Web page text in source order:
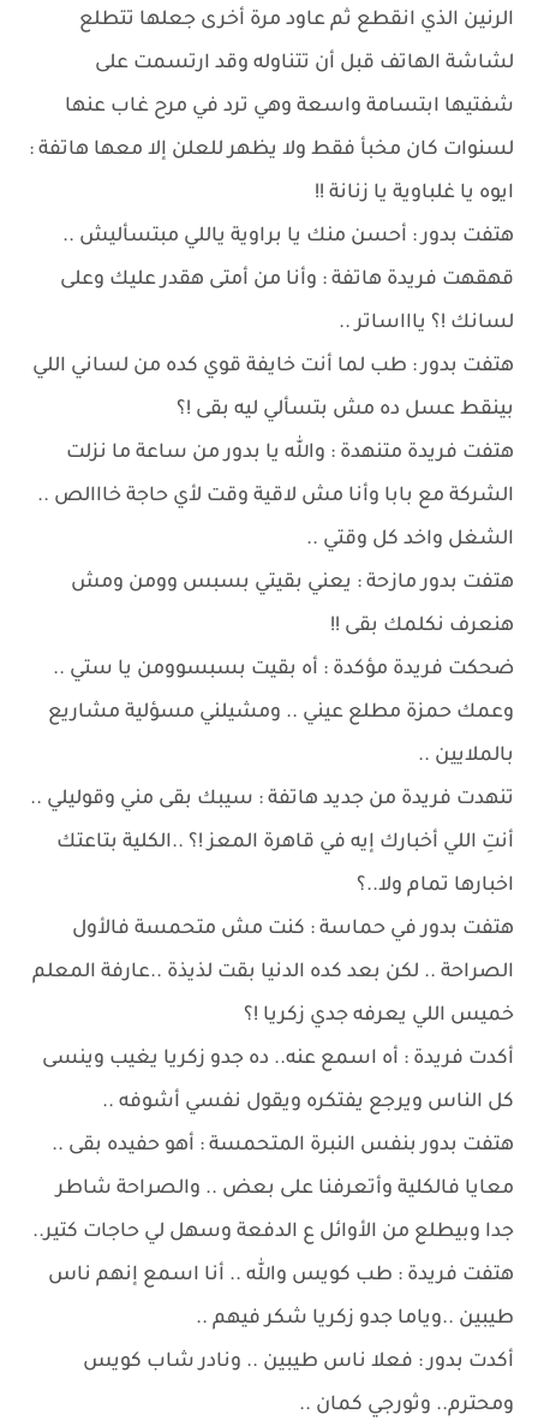
الرنين الذي انقطع ثم عاود مرة أخرى جعلها تتطلع
لشاشة الهاتف قبل أن تتناوله وقد ارتسمت على
شفتيها ابتسامة واسعة وهي ترد في مرح غاب عنها
لسنوات كان مخبأ فقط ولا يظهر للعلن إلا معها هاتفة :
ايوه يا غلباوية يا زنانة !!
هتفت بدور : أحسن منك يا براوية ياللي مبتسأليش ..
قهقهت فريدة هاتفة : وأنا من أمتى هقدر عليك وعلى
لسانك !؟ ياااساتر ..
هتفت بدور : طب لما أنت خايفة قوي كده من لساني اللي
بينقط عسل ده مش بتسألي ليه بقى !؟
هتفت فريدة متنهدة : والله يا بدور من ساعة ما نزلت
الشركة مع بابا وأنا مش لاقية وقت لأي حاجة خااالص ..
الشغل واخد كل وقتي ..
هتفت بدور مازحة : يعني بقيتي بسبس وومن ومش
هنعرف نكلمك بقى !!
ضحكت فريدة مؤكدة : أه بقيت بسبسوومن يا ستي ..
وعمك حمزة مطلع عيني .. ومشيلني مسؤلية مشاريع
بالملايين ..
تنهدت فريدة من جديد هاتفة : سيبك بقى مني وقوليلي ..
أنتِ اللي أخبارك إيه في قاهرة المعز !؟ ..الكلية بتاعتك
اخبارها تمام ولا..؟
هتفت بدور في حماسة : كنت مش متحمسة فالأول
الصراحة .. لكن بعد كده الدنيا بقت لذيذة ..عارفة المعلم
خميس اللي يعرفه جدي زكريا !؟
أكدت فريدة : أه اسمع عنه.. ده جدو زكريا يغيب وينسى
كل الناس ويرجع يفتكره ويقول نفسي أشوفه ..
هتفت بدور بنفس النبرة المتحمسة : أهو حفيده بقى ..
معايا فالكلية وأتعرفنا على بعض .. والصراحة شاطر
جدا وبيطلع من الأوائل ع الدفعة وسهل لي حاجات كتير..
هتفت فريدة : طب كويس والله .. أنا اسمع إنهم ناس
طيبين ..وياما جدو زكريا شكر فيهم ..
أكدت بدور : فعلا ناس طيبين .. ونادر شاب كويس
ومحترم.. وثورجي كمان ..